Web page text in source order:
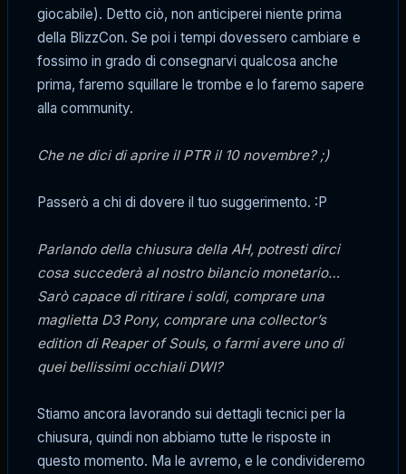
giocabile). Detto ciò, non anticiperei niente prima
della BlizzCon. Se poi i tempi dovessero cambiare e
fossimo in grado di consegnarvi qualcosa anche
prima, faremo squillare le trombe e lo faremo sapere
alla community.
Che ne dici di aprire il PTR il 10 novembre? ;)
Passerò a chi di dovere il tuo suggerimento. :P
Parlando della chiusura della AH, potresti dirci
cosa succederà al nostro bilancio monetario…
Sarò capace di ritirare i soldi, comprare una
maglietta D3 Pony, comprare una collector’s
edition di Reaper of Souls, o farmi avere uno di
quei bellissimi occhiali DWI?
Stiamo ancora lavorando sui dettagli tecnici per la
chiusura, quindi non abbiamo tutte le risposte in
questo momento. Ma le avremo, e le condivideremo